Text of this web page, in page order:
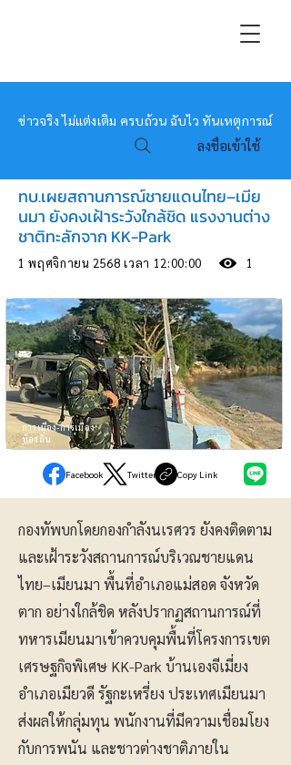
หมอข่าว
ข่าวจริง ไม่แต่งเติม ครบถ้วน ฉับไว ทันเหตุการณ์
ลงชื่อเข้าใช้
ทบ.เผยสถานการณ์ชายแดนไทย–เมีย
นมา ยังคงเฝ้าระวังใกล้ชิด แรงงานต่าง
ชาติทะลักจาก KK-Park
1 พฤศจิกายน 2568 เวลา 12:00:00 1
การเมือง-การเมือง
ท้องถิ่น
Facebook Twitter Copy Link
กองทัพบกโดยกองกำลังนเรศวร ยังคงติดตาม
และเฝ้าระวังสถานการณ์บริเวณชายแดน
ไทย–เมียนมา พื้นที่อำเภอแม่สอด จังหวัด
ตาก อย่างใกล้ชิด หลังปรากฏสถานการณ์ที่
ทหารเมียนมาเข้าควบคุมพื้นที่โครงการเขต
เศรษฐกิจพิเศษ KK-Park บ้านเองจีเมี่ยง
อำเภอเมียวดี รัฐกะเหรี่ยง ประเทศเมียนมา
ส่งผลให้กลุ่มทุน พนักงานที่มีความเชื่อมโยง
กับการพนัน และชาวต่างชาติภายใน